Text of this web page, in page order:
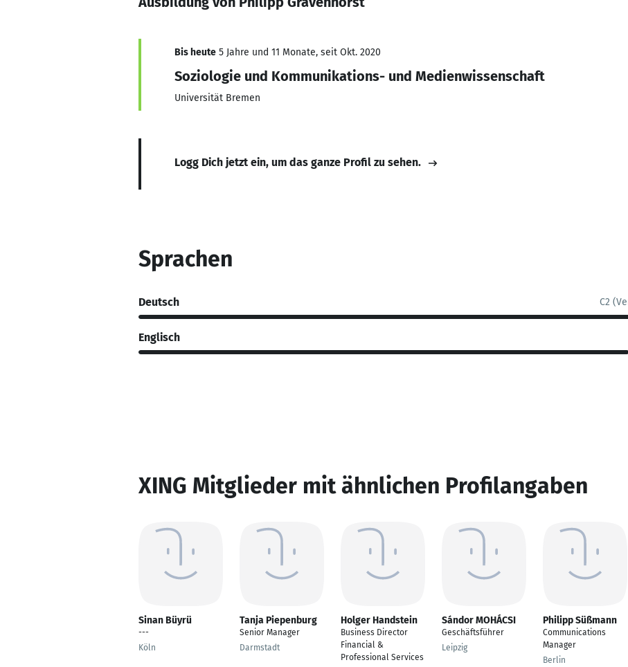
Bis heute 5 Jahre und 11 Monate, seit Okt. 2020
Soziologie und Kommunikations- und Medienwissenschaft
Universität Bremen
Logg Dich jetzt ein, um das ganze Profil zu sehen.
Sprachen
Deutsch C2
Englisch
XING Mitglieder mit ähnlichen Profilangaben
Sinan Büyrü
---
Köln
Tanja Piepenburg
Senior Manager
Darmstadt
Holger Handstein
Business Director
Financial &
Professional Services
Sándor MOHÁCSI
Geschäftsführer
Leipzig
Philipp Süßmann
Communications
Manager
Berlin